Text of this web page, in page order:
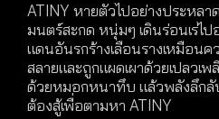
ATINY หายตัวไปอย่างประหลา
มนตร์สะกด หนุ่มๆ เดินร่อนเร่ไ
แดนอันรกร้างเลือนรางเหมือน
สลายและถูกแผดเผาด้วยเปลวเ
ด้วยหมอกหนาทึบ แล้วพลังลึกลับ
ต้องสู้เพื่อตามหา ATINY